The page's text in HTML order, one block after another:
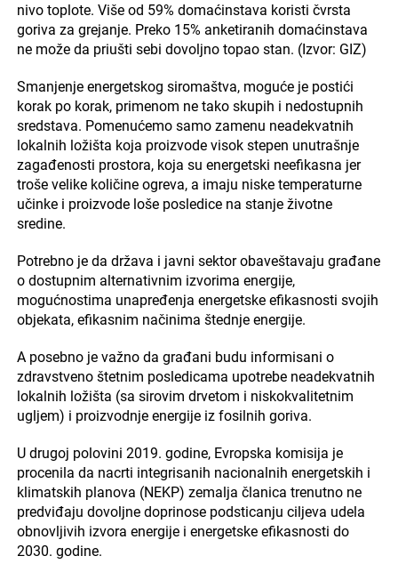
nivo toplote. Više od 59% domaćinstava koristi čvrsta
goriva za grejanje. Preko 15% anketiranih domaćinstava
ne može da priušti sebi dovoljno topao stan. (Izvor: GIZ)
Smanjenje energetskog siromaštva, moguće je postići
korak po korak, primenom ne tako skupih i nedostupnih
sredstava. Pomenućemo samo zamenu neadekvatnih
lokalnih ložišta koja proizvode visok stepen unutrašnje
zagađenosti prostora, koja su energetski neefikasna jer
troše velike količine ogreva, a imaju niske temperaturne
učinke i proizvode loše posledice na stanje životne
sredine.
Potrebno je da država i javni sektor obaveštavaju građane
o dostupnim alternativnim izvorima energije,
mogućnostima unapređenja energetske efikasnosti svojih
objekata, efikasnim načinima štednje energije.
A posebno je važno da građani budu informisani o
zdravstveno štetnim posledicama upotrebe neadekvatnih
lokalnih ložišta (sa sirovim drvetom i niskokvalitetnim
ugljem) i proizvodnje energije iz fosilnih goriva.
U drugoj polovini 2019. godine, Evropska komisija je
procenila da nacrti integrisanih nacionalnih energetskih i
klimatskih planova (NEKP) zemalja članica trenutno ne
predviđaju dovoljne doprinose podsticanju ciljeva udela
obnovljivih izvora energije i energetske efikasnosti do
2030. godine.